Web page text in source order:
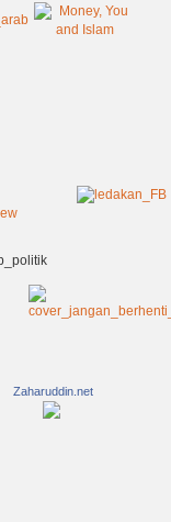
Zaharuddin.net